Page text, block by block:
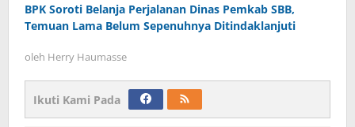
BPK Soroti Belanja Perjalanan Dinas Pemkab SBB,
Temuan Lama Belum Sepenuhnya Ditindaklanjuti
oleh Herry Haumasse
Ikuti Kami Pada